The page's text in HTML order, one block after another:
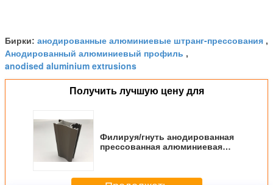
Бирки: анодированные алюминиевые штранг-прессования ,
Анодированный алюминиевый профиль ,
anodised aluminium extrusions
Получить лучшую цену для
Филируя/гнуть анодированная
прессованная алюминиевая